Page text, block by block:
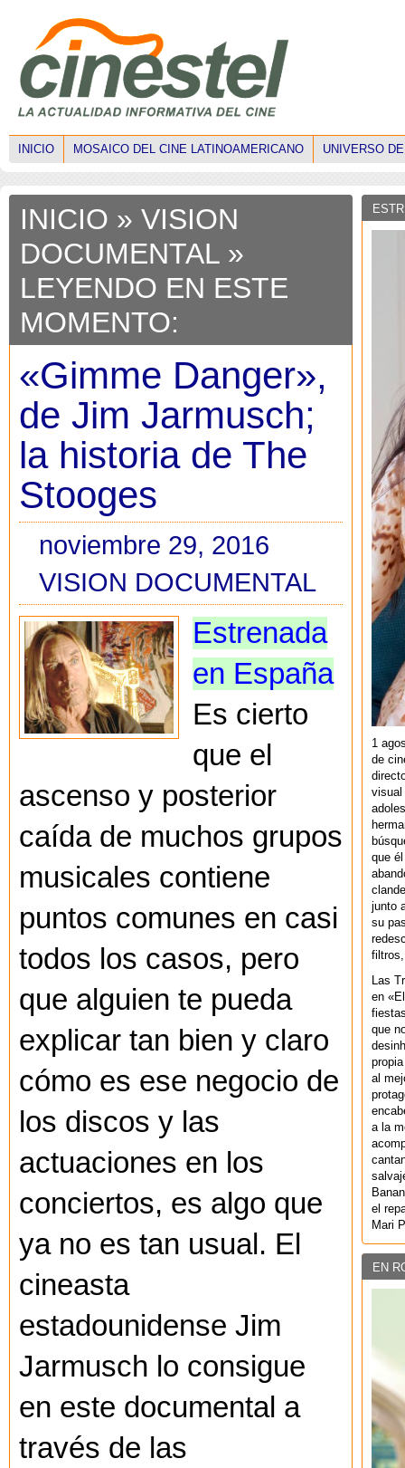
INICIO MOSAICO DEL CINE LATINOAMERICANO UNIVERSO
INICIO » VISION
DOCUMENTAL »
LEYENDO EN ESTE
MOMENTO:
«Gimme Danger»,
de Jim Jarmusch;
la historia de The
Stooges
noviembre 29, 2016
VISION DOCUMENTAL
Estrenada
en España
Es cierto
que el
ascenso y posterior
caída de muchos grupos
musicales contiene
puntos comunes en casi
todos los casos, pero
que alguien te pueda
explicar tan bien y claro
cómo es ese negocio de
los discos y las
actuaciones en los
conciertos, es algo que
ya no es tan usual. El
cineasta
estadounidense Jim
Jarmusch lo consigue
en este documental a
través de las
1
de
visual
que
junto
su
filtros,
Las
en
que
al
a la
el
Mari
EN